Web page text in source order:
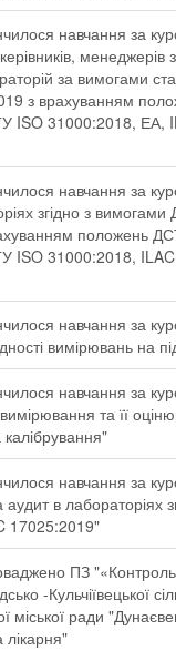
навчання за
менеджерів
за вимогами
з врахуванням
ISO 31000:2018, ЕА,
навчання за
згідно з
положень
ISO 31000:2018,
навчання за
вимірювань на
навчання за
та її
навчання за
аудит в лабораторіях
17025:2019"
ПЗ
-Кульчіївецької
міської ради
лікарня"